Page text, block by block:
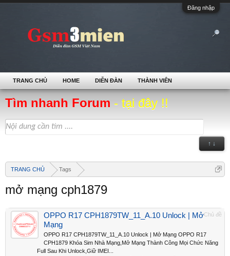
Đăng nhập
Tìm nhanh Forum - tại đây !!
↑ ↓
TRANG CHỦ Tags
mở mạng cph1879
Chủ đề
OPPO R17 CPH1879TW_11_A.10 Unlock | Mở
Mạng
OPPO R17 CPH1879TW_11_A.10 Unlock | Mở Mạng OPPO R17
CPH1879 Khóa Sim Nhà Mạng,Mở Mạng Thành Công Mọi Chức Năng
Full Sau Khi Unlock,Giữ IMEI...
TRANG CHỦ HOME DIỄN ĐÀN THÀNH VIÊN